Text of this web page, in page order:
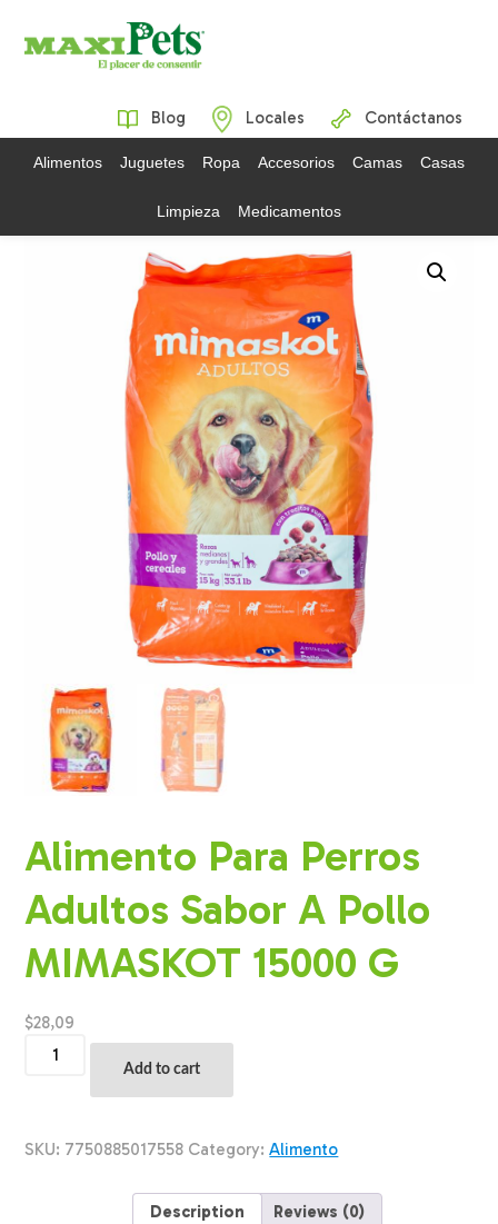
Blog Locales Contáctanos
Alimentos Juguetes Ropa Accesorios Camas Casas
Limpieza Medicamentos
Alimento Para Perros
Adultos Sabor A Pollo
MIMASKOT 15000 G
$28,09
Alimento
Para
A
Add to cart
SKU: 7750885017558 Category:Alimento
Description Reviews (0)